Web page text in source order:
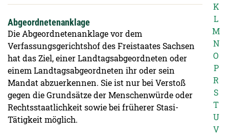
K
L
M
N
O
P
R
S
T
U
V
Abgeordnetenanklage
Die Abgeordnetenanklage vor dem
Verfassungsgerichtshof des Freistaates Sachsen
hat das Ziel, einer Landtagsabgeordneten oder
einem Landtagsabgeordneten ihr oder sein
Mandat abzuerkennen. Sie ist nur bei Verstoß
gegen die Grundsätze der Menschenwürde oder
Rechtsstaatlichkeit sowie bei früherer Stasi-
Tätigkeit möglich.